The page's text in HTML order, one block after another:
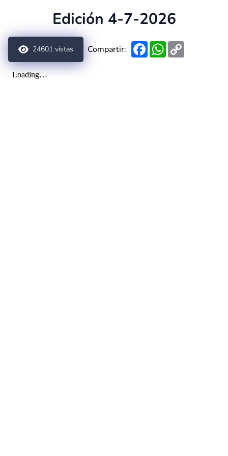
Edición 4-7-2026
24601 vistas Compartir: FacebookWhatsApp